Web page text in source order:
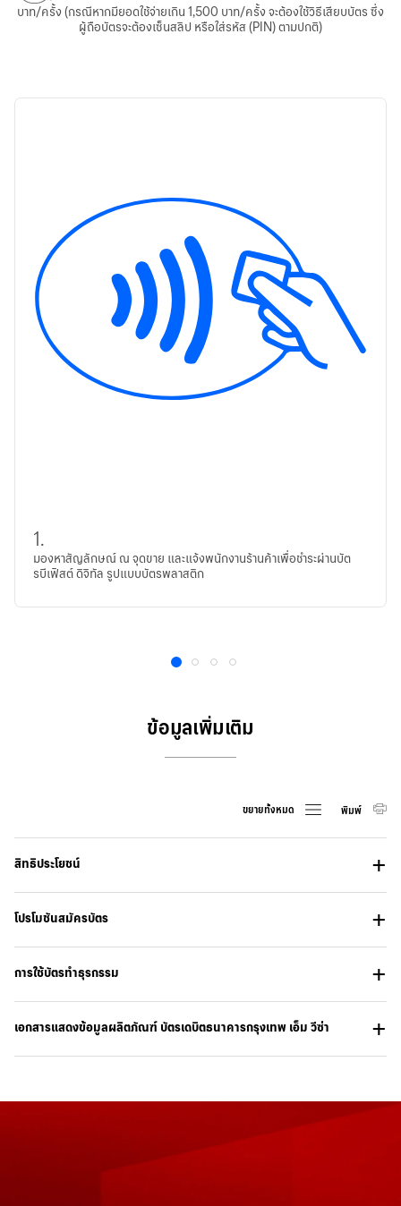
บาท/ครั้ง (กรณีหากมียอดใช้จ่ายเกิน 1,500 บาท/ครั้ง จะต้องใช้วิธีเสียบบัตร ซึ่ง
ผู้ถือบัตรจะต้องเซ็นสลิป หรือใส่รหัส (PIN) ตามปกติ)
1.
มองหาสัญลักษณ์ ณ จุดขาย และแจ้งพนักงานร้านค้าเพื่อชำระผ่านบัต
รบีเฟิสต์ ดิจิทัล รูปแบบบัตรพลาสติก
1 2 3 4
ข้อมูลเพิ่มเติม
ขยายทั้งหมด พิมพ์
สิทธิประโยชน์
โปรโมชันสมัครบัตร
การใช้บัตรทำธุรกรรม
เอกสารแสดงข้อมูลผลิตภัณฑ์ บัตรเดบิตธนาคารกรุงเทพ เอ็ม วีซ่า